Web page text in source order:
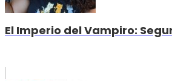
El Imperio del Vampiro: